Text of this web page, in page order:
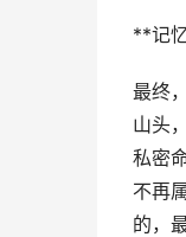
**记
最终
山头
私密
不再
的，